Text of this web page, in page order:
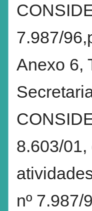
7.987/
Anexo 6,
8.603/
nº